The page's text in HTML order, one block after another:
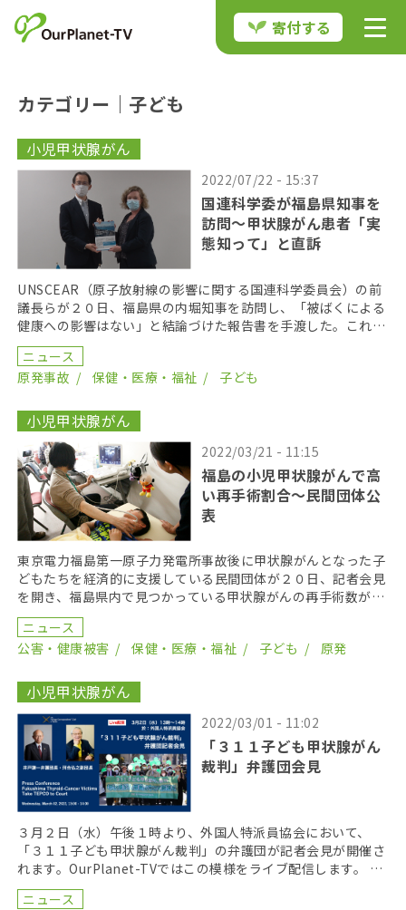
寄付する
カテゴリー｜子ども
小児甲状腺がん
2022/07/22 - 15:37
国連科学委が福島県知事を
訪問〜甲状腺がん患者「実
態知って」と直訴
UNSCEAR（原子放射線の影響に関する国連科学委員会）の前
議長らが２０日、福島県の内堀知事を訪問し、「被ばくによる
健康への影響はない」と結論づけた報告書を手渡した。これに
対し、小児甲状腺がんの患者団体がUNSCEARの […]
ニュース
原発事故
保健・医療・福祉 子ども
小児甲状腺がん
2022/03/21 - 11:15
福島の小児甲状腺がんで高
い再手術割合〜民間団体公
表
東京電力福島第一原子力発電所事故後に甲状腺がんとなった子
どもたちを経済的に支援している民間団体が２０日、記者会見
を開き、福島県内で見つかっている甲状腺がんの再手術数が増
えていると報告した。 データを公表したのはNPO法人 […]
ニュース
公害・健康被害
保健・医療・福祉 子ども 原発
小児甲状腺がん
2022/03/01 - 11:02
「３１１子ども甲状腺がん
裁判」弁護団会見
３月２日（水）午後１時より、外国人特派員協会において、
「３１１子ども甲状腺がん裁判」の弁護団が記者会見が開催さ
れます。OurPlanet-TVではこの模様をライブ配信します。 日
時：２０２２年３月２日１３時〜会場：外国人 […]
ニュース